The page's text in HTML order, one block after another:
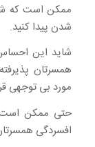
ممکن است که
شدن پیدا کنید.
شاید این
همسرتان
مورد بی توجهی
حتی ممکن است
افسردگی